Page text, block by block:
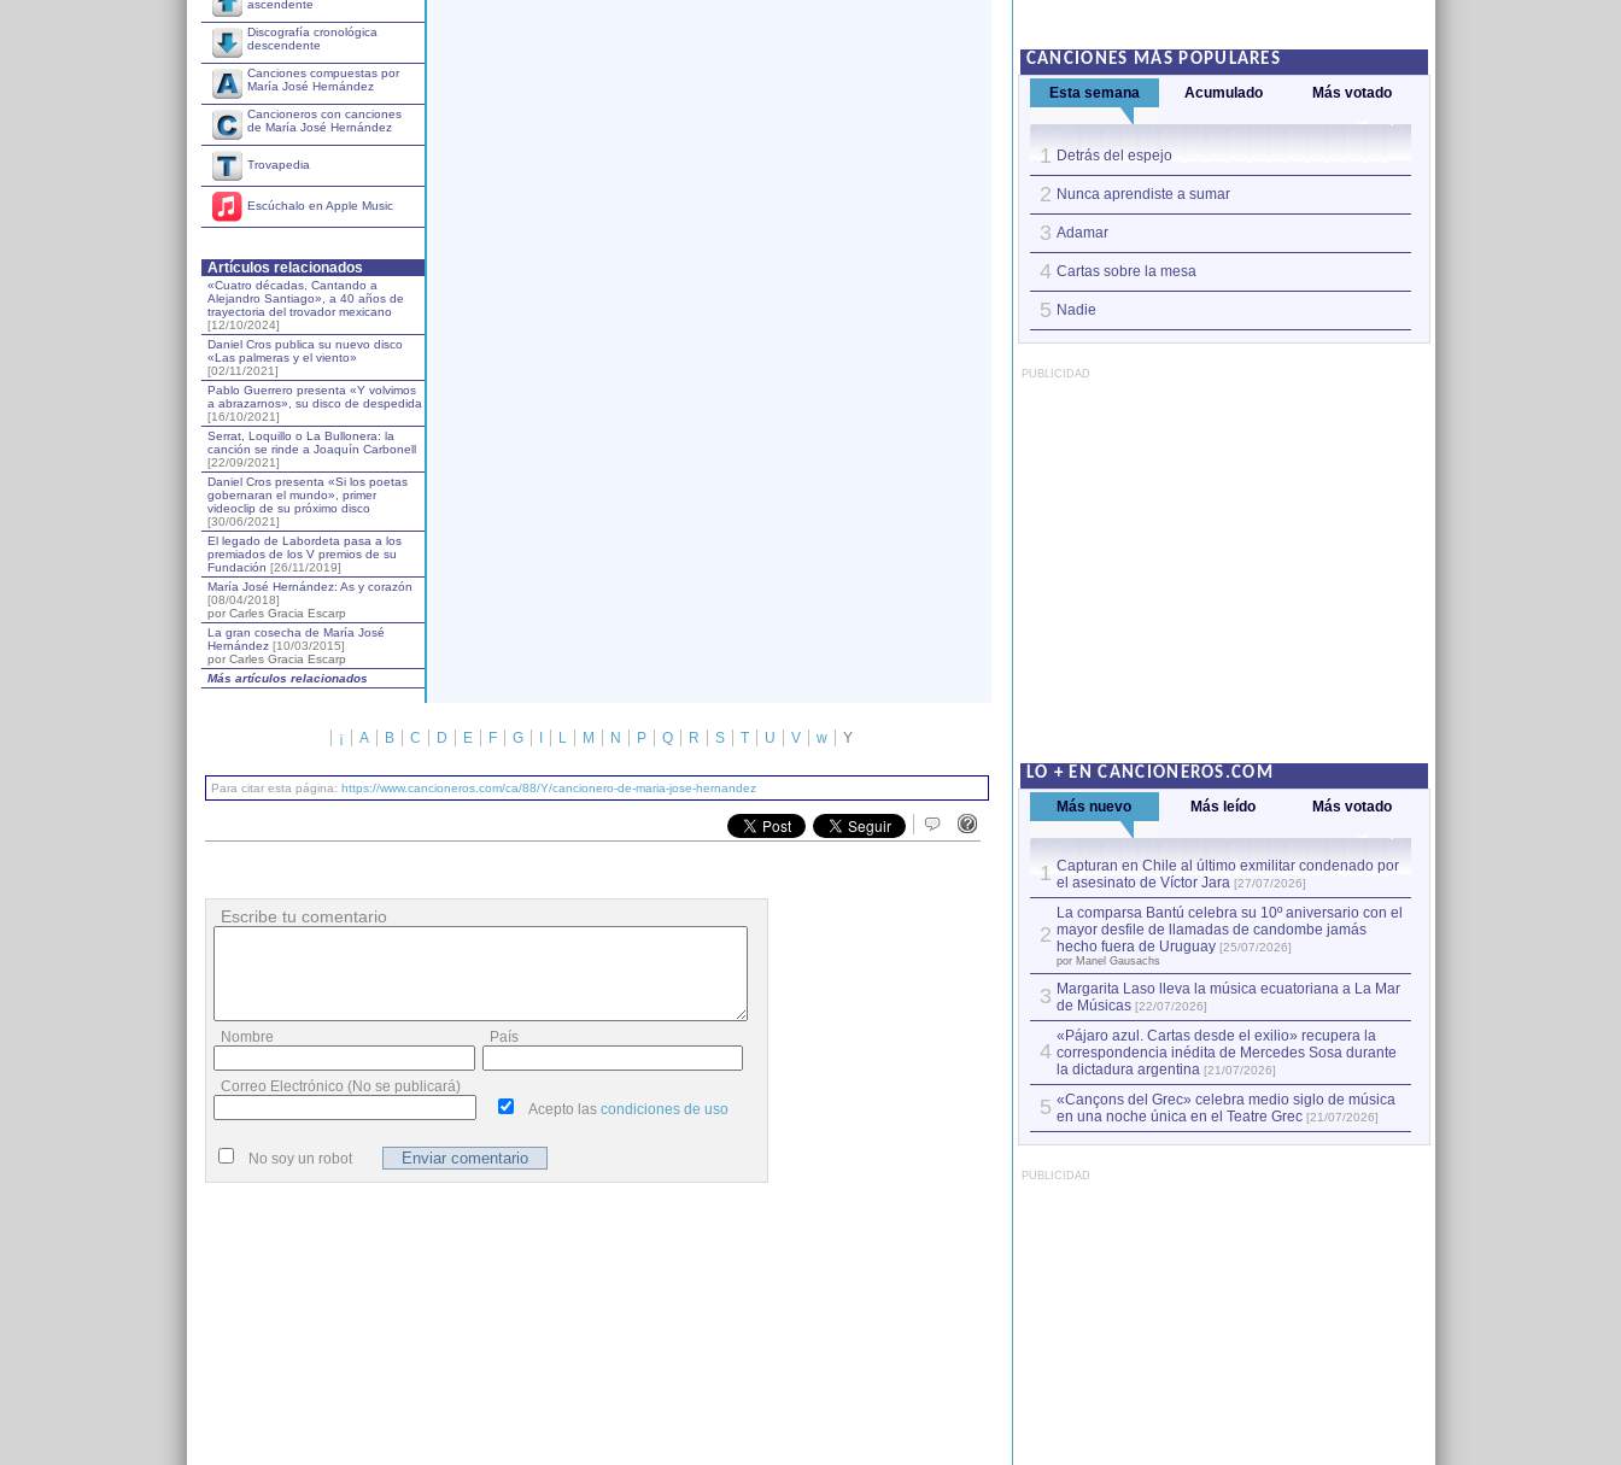
ascendente
Discografía cronológica
descendente
Canciones compuestas por
María José Hernández
Cancioneros con canciones
de María José Hernández
Trovapedia
Escúchalo en Apple Music
Artículos relacionados
«Cuatro décadas, Cantando a
Alejandro Santiago», a 40 años de
trayectoria del trovador mexicano
[12/10/2024]
Daniel Cros publica su nuevo disco
«Las palmeras y el viento»
[02/11/2021]
Pablo Guerrero presenta «Y volvimos
a abrazarnos», su disco de despedida
[16/10/2021]
Serrat, Loquillo o La Bullonera: la
canción se rinde a Joaquín Carbonell
[22/09/2021]
Daniel Cros presenta «Si los poetas
gobernaran el mundo», primer
videoclip de su próximo disco
[30/06/2021]
El legado de Labordeta pasa a los
premiados de los V premios de su
Fundación [26/11/2019]
María José Hernández: As y corazón
[08/04/2018]
por Carles Gracia Escarp
La gran cosecha de María José
Hernández [10/03/2015]
por Carles Gracia Escarp
Más artículos relacionados
¡ A B C D E F G L M N P Q R S T U V w Y
Para citar esta página: https://www.cancioneros.com/ca/88/Y/cancionero-de-maria-jose-hernandez
Escribe tu comentario
Nombre País
Correo Electrónico (No se publicará)
Acepto las condiciones de uso
No soy un robot
CANCIONES MÁS POPULARES
Esta semana Acumulado Más votado
1 Detrás del espejo
2 Nunca aprendiste a sumar
3 Adamar
4 Cartas sobre la mesa
5 Nadie
PUBLICIDAD
LO + EN CANCIONEROS.COM
Más nuevo Más leído Más votado
1 Capturan en Chile al último exmilitar condenado por
el asesinato de Víctor Jara [27/07/2026]
2
La comparsa Bantú celebra su 10º aniversario con el
mayor desfile de llamadas de candombe jamás
hecho fuera de Uruguay [25/07/2026]
por Manel Gausachs
3 Margarita Laso lleva la música ecuatoriana a La Mar
de Músicas [22/07/2026]
4
«Pájaro azul. Cartas desde el exilio» recupera la
correspondencia inédita de Mercedes Sosa durante
la dictadura argentina [21/07/2026]
5 «Cançons del Grec» celebra medio siglo de música
en una noche única en el Teatre Grec [21/07/2026]
PUBLICIDAD